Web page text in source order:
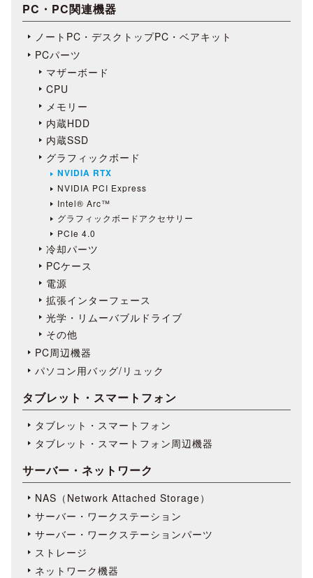
PC・PC関連機器
ノートPC・デスクトップPC・ベアキット
PCパーツ
マザーボード
CPU
メモリー
内蔵HDD
内蔵SSD
グラフィックボード
NVIDIA RTX
NVIDIA PCI Express
Intel® Arc™
グラフィックボードアクセサリー
PCIe 4.0
冷却パーツ
PCケース
電源
拡張インターフェース
光学・リムーバブルドライブ
その他
PC周辺機器
パソコン用バッグ/リュック
タブレット・スマートフォン
タブレット・スマートフォン
タブレット・スマートフォン周辺機器
サーバー・ネットワーク
NAS（Network Attached Storage）
サーバー・ワークステーション
サーバー・ワークステーションパーツ
ストレージ
ネットワーク機器